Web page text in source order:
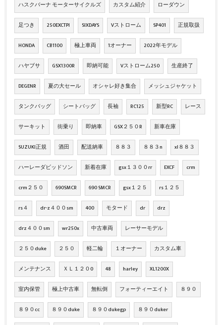
ハスクバーナ モーターサイクルズ カスタム紹介 ローダウン
足つき 250EXCTPI SIXDAYS Vストローム SP401 正規取扱
HONDA CB1100 極上車両 1オーナー 2022年モデル
ハヤブサ GSX1300R 即納可能 Vストローム250 生産終了
DEGENR 夏の大セール オシャレ好き集合 メッシュジャケット
タンクバッグ シートバッグ 長袖 RC125 新型RC レース
サーキット 街乗り 即納車 GSX２５０R 新車在庫
SUZUKI正規 酒田 配送納車 ８８３ ８８３n xl８８３
ハーレーダビッドソン 新着在庫 gsx１３００rr EXCF crm
crm２５０ 690SMCR 690 SMCR gsx１２５ rs１２５
rs４ dr-z４００sm 400 モタード dr drz
drz４００sm wr250x 中古車両 レーサーモデル
２５０duke ２５０ 軽二輪 １オーナー カスタム車
メンテナンス ＸＬ１２０0 48 harley XL1200X
室内保管 極上中古車 無転倒 フォーティーエイト ８９０
８９０cc ８９０duke ８９０dukegp ８９０duker